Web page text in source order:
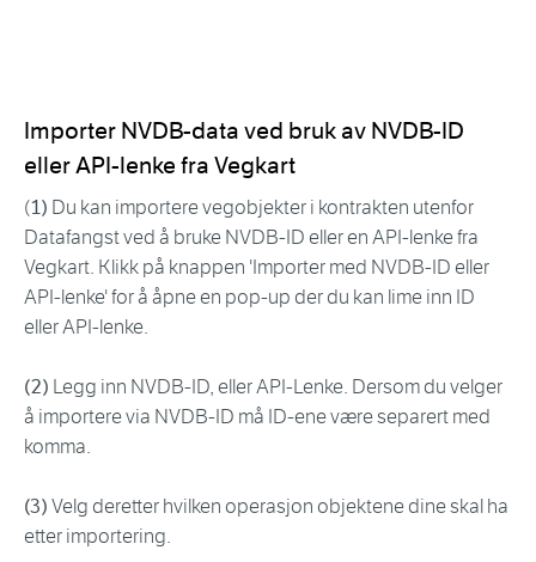
Importer NVDB-data ved bruk av NVDB-ID
eller API-lenke fra Vegkart
(1) Du kan importere vegobjekter i kontrakten utenfor
Datafangst ved å bruke NVDB-ID eller en API-lenke fra
Vegkart. Klikk på knappen 'Importer med NVDB-ID eller
API-lenke' for å åpne en pop-up der du kan lime inn ID
eller API-lenke.
(2) Legg inn NVDB-ID, eller API-Lenke. Dersom du velger
å importere via NVDB-ID må ID-ene være separert med
komma.
(3)Velg deretter hvilken operasjon objektene dine skal ha
etter importering.